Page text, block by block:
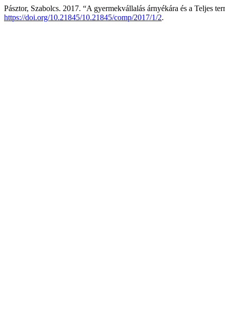
Pásztor, Szabolcs. 2017. “A gyermekvállalás árnyékára és a Teljes
https://doi.org/10.21845/10.21845/comp/2017/1/2.